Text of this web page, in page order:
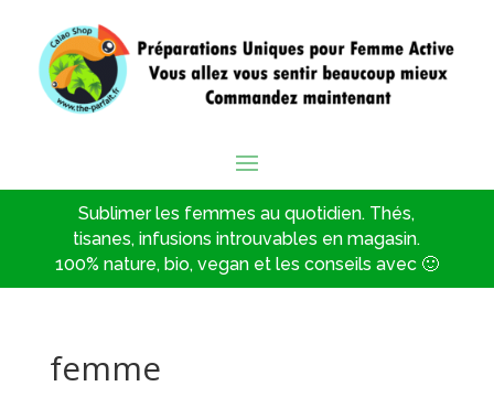
Sublimer les femmes au quotidien. Thés,
tisanes, infusions introuvables en magasin.
100% nature, bio, vegan et les conseils avec 🙂
femme